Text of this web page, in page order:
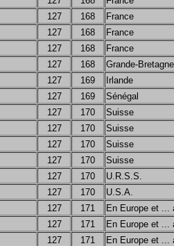
127 168
France
127 168
France
127 168
France
127 168
Grande-Bretagne
127 169
Irlande
127 169
Sénégal
127 170
Suisse
127 170
Suisse
127 170
Suisse
127 170
Suisse
127 170
U.R.S.S.
127 170
U.S.A.
127 171
En Europe et ...
127 171
En Europe et ...
127 171
En Europe et ...